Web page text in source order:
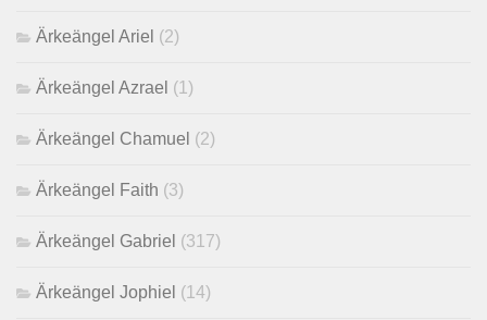
Ärkeängel Ariel (2)
Ärkeängel Azrael (1)
Ärkeängel Chamuel (2)
Ärkeängel Faith (3)
Ärkeängel Gabriel (317)
Ärkeängel Jophiel (14)